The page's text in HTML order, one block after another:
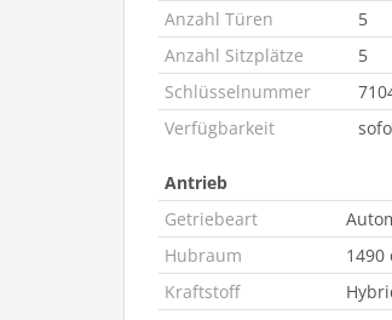
Anzahl Türen
5
Anzahl Sitzplätze
5
Schlüsselnummer
Verfügbarkeit
Antrieb
Getriebeart
Hubraum
1490
Kraftstoff